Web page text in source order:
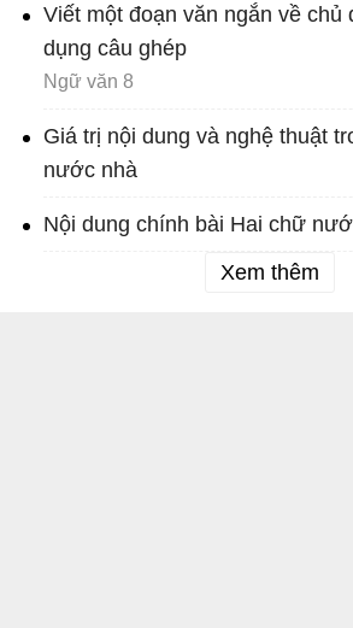
Viết một đoạn văn ngắn về chủ
dụng câu ghép
Ngữ văn 8
Giá trị nội dung và nghệ thuật
nước nhà
Nội dung chính bài Hai chữ
Xem thêm